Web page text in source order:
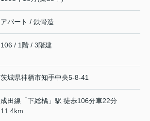
アパート / 鉄骨造
106 / 1階 / 3階建
茨城県神栖市知手中央5-8-41
成田線 「下総橘 」駅 徒歩106分車22分
11.4km